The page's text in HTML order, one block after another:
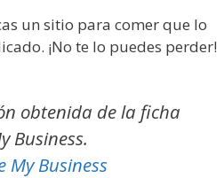
un sitio para comer que lo
¡No te lo puedes perder!
obtenida de la ficha
Business.
My Business